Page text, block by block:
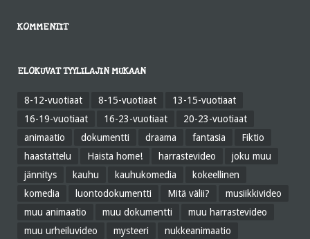
KOMMENTIT
ELOKUVAT TYYLILAJIN MUKAAN
8-12-vuotiaat 8-15-vuotiaat
13-15-vuotiaat
16-19-vuotiaat
16-23-vuotiaat
20-23-vuotiaat
animaatio
dokumentti draama fantasia
Fiktio
haastattelu
Haista home! harrastevideo
joku muu
jännitys
kauhu kauhukomedia
kokeellinen
komedia
luontodokumentti Mitä välii?
musiikkivideo
muu animaatio
muu dokumentti
muu harrastevideo
muu urheiluvideo
mysteeri
nukkeanimaatio